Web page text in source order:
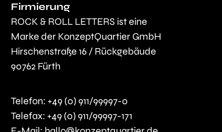
Firmierung
ROCK & ROLL LETTERS ist eine
Marke der KonzeptQuartier GmbH
Hirschenstraße 16 / Rückgebäude
90762 Fürth
Telefon: +49 (0) 911/99997-0
Telefax: +49 (0) 911/99997-171